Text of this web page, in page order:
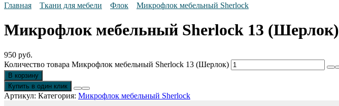
Главная Ткани для мебели Флок Микрофлок мебельный Sherlock
Микрофлок мебельный Sherlock 13 (Шерлок)
950 руб.
Количество товара Микрофлок мебельный Sherlock 13 (Шерлок)
В корзину
Купить в один клик
Артикул: Категория: Микрофлок мебельный Sherlock